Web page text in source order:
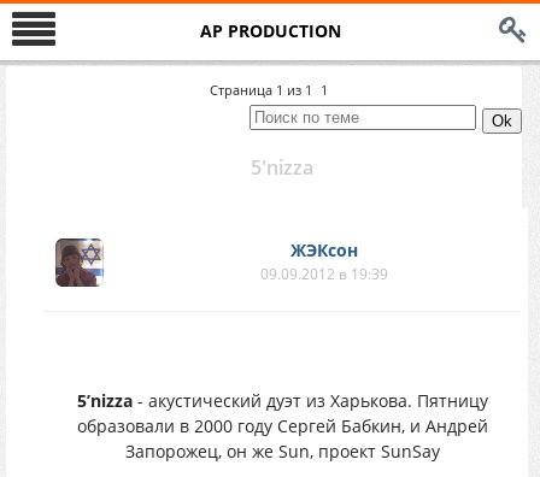
AP PRODUCTION
Страница 1 из 1 1
5'nizza
ЖЭКсон
09.09.2012 в 19:39
5’nizza- акустический дуэт из Харькова. Пятницу
образовали в 2000 году Сергей Бабкин, и Андрей
Запорожец, он же Sun, проект SunSay